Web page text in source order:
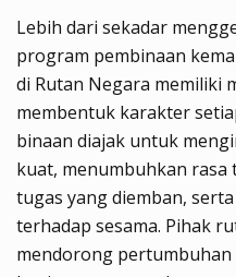
Lebih dari sekadar
program pembinaan
di Rutan Negara memiliki
membentuk karakter
binaan diajak untuk
kuat, menumbuhkan rasa
tugas yang diemban,
terhadap sesama. Pihak
mendorong